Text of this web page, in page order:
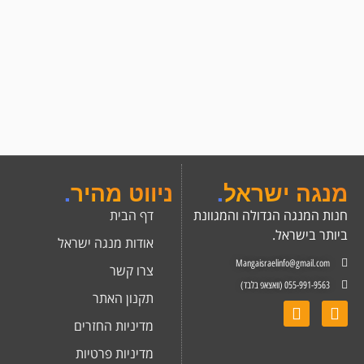
מנגה ישראל.
חנות המנגה הגדולה והמגוונת
ביותר בישראל.
Mangaisraelinfo@gmail.com
055-991-9563 (וואצאפ בלבד)
ניווט מהיר.
דף הבית
אודות מנגה ישראל
צרו קשר
תקנון האתר
מדיניות החזרים
מדיניות פרטיות